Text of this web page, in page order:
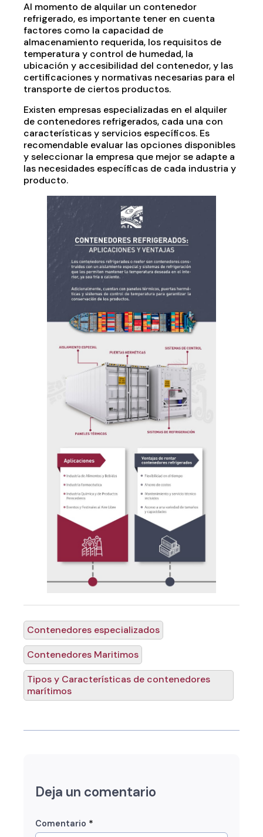
Al momento de alquilar un contenedor
refrigerado, es importante tener en cuenta
factores como la capacidad de
almacenamiento requerida, los requisitos de
temperatura y control de humedad, la
ubicación y accesibilidad del contenedor, y las
certificaciones y normativas necesarias para el
transporte de ciertos productos.
Existen empresas especializadas en el alquiler
de contenedores refrigerados, cada una con
características y servicios específicos. Es
recomendable evaluar las opciones disponibles
y seleccionar la empresa que mejor se adapte a
las necesidades específicas de cada industria y
producto.
Contenedores especializados
Contenedores Maritimos
Tipos y Características de contenedores
marítimos
Deja un comentario
Comentario *